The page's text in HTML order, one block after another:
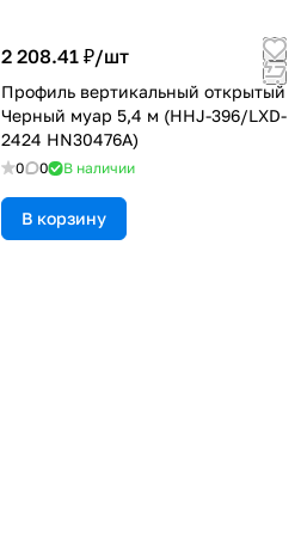
2 208.41 ₽/шт
Профиль вертикальный открытый
Черный муар 5,4 м (HHJ-396/LXD-
2424 HN30476A)
0 0 В наличии
В корзину